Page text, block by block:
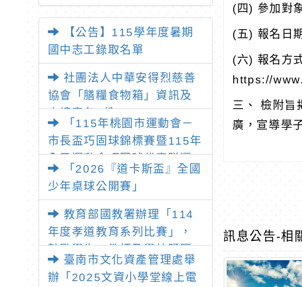
【公告】115學年度暑期
國中志工錄取名單
社團法人中華安得烈慈善
協會「膳糧食物箱」資訊及
申請表各1份
「115年桃園市運動會－
市長盃巧固球錦標賽暨115年
全民運動會巧固球代表隊選
拔賽」
「2026『道卡斯盃』全國
少年桌球公開賽」
教育部國教署辦理「114
年度孝道教育系列比賽」，
鼓勵學生、教師及學校踴躍
參加
臺南市文化資產管理處舉
辦「2025文資小學堂線上電
(四) 參加對
(五) 報名日
(六) 報名方
https://
三、 檢附旨
廣，宣導學
訊息公告-相